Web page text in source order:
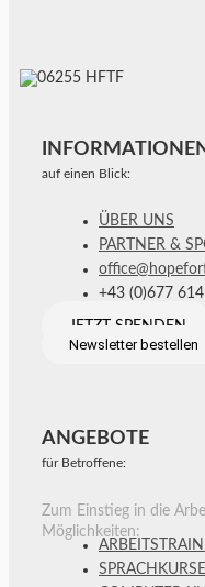
auf einen Blick:
ÜBER UNS
PARTNER &
+43 (0)677
JETZT SPENDEN
Newsletter bestellen
ANGEBOTE
für Betroffene:
Zum Einstieg in die
Möglichkeiten:
SPRACHKURSE